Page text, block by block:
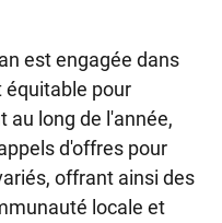
est engagée dans
équitable pour
au long de l'année,
d'offres pour
offrant ainsi des
locale et